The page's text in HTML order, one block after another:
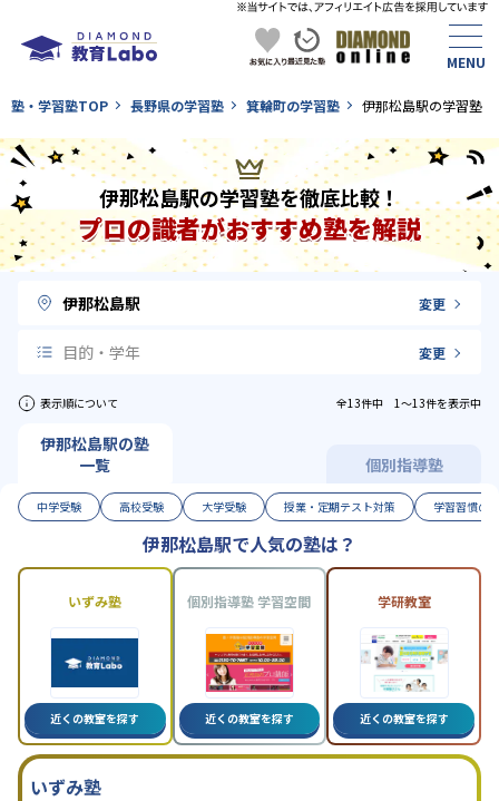
塾・学習塾TOP 長野県の学習塾 箕輪町の学習塾 伊那松島駅の学習塾
伊那松島駅の学習塾を徹底比較！
プロの識者がおすすめ塾を解説
伊那松島駅 変更
目的・学年 変更
表示順について 全13件中 1〜13件を表示中
伊那松島駅の塾
一覧
個別指導塾
中学受験 高校受験 大学受験 授業・定期テスト対策 学習習慣の
伊那松島駅で人気の塾は？
いずみ塾
近くの教室を探す
個別指導塾 学習空間
近くの教室を探す
学研教室
近くの教室を探す
いずみ塾